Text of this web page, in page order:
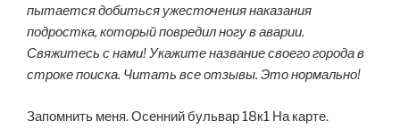
пытается добиться ужесточения наказания
подростка, который повредил ногу в аварии.
Свяжитесь с нами! Укажите название своего города в
строке поиска. Читать все отзывы. Это нормально!
Запомнить меня. Осенний бульвар 18к1 На карте.